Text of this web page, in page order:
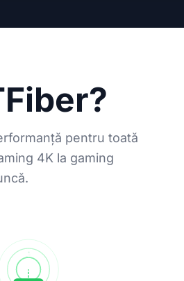
pentru toată
4K la gaming